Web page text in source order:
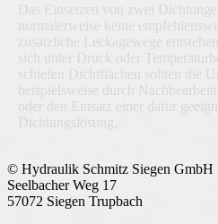
Das Einsetzen von zwei
normalerweise keine
zusätzliche Leckagewege
sich unter Druck oder
schiefen Dichtflächen sollten die
beispielsweise durch
oder den Einsatz einer dafür
Dichtungslösung.
© Hydraulik Schmitz Siegen GmbH
Seelbacher Weg 17
57072 Siegen Trupbach